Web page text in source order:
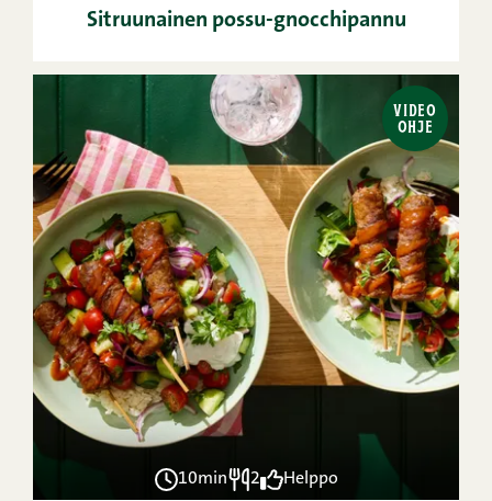
Sitruunainen possu-gnocchipannu
VIDEO
OHJE
10min 2 Helppo